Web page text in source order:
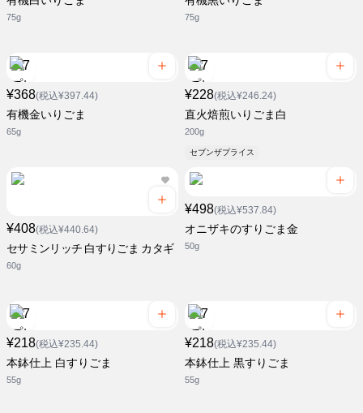
75g 75g
¥368(税込¥397.44)
有機金いりごま
65g
¥228(税込¥246.24)
直火焙煎いりごま白
200g
セブンザプライス
¥408(税込¥440.64)
セサミンリッチ 白すりごま カタギ
60g
¥498(税込¥537.84)
オニザキのすりごま金
50g
¥218(税込¥235.44)
本鉢仕上 白すりごま
55g
¥218(税込¥235.44)
本鉢仕上 黒すりごま
55g